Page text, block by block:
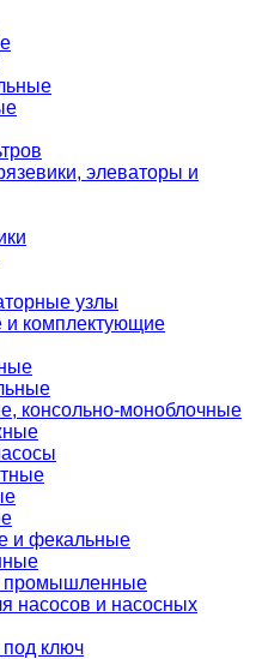
элеваторы и
узлы
и комплектующие
консольно-моноблочные
и фекальные
промышленные
насосов и насосных
ключ